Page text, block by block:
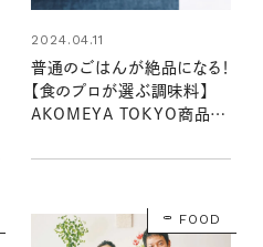
2024.04.11
普通のごはんが絶品になる！
【食のプロが選ぶ調味料】
AKOMEYA TOKYO商品部
FOOD